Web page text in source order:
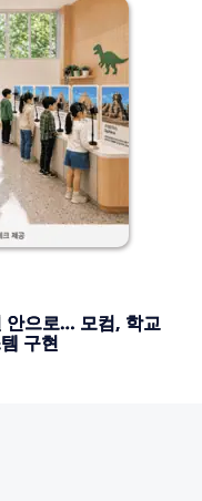
안으로… 모컴, 학교
구현